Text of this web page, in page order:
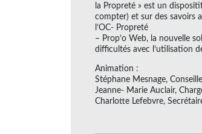
la Propreté » est un
compter) et sur des savoirs
l’OC- Propreté
– Prop’o Web, la nouvelle
difficultés avec l’utilisation
Animation :
Stéphane Mesnage,
Jeanne- Marie Auclair,
Charlotte Lefebvre,